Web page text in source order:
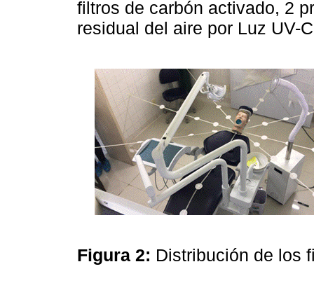
filtros de carbón activado, 2
residual del aire por Luz UV-
Figura 2: Distribución de los